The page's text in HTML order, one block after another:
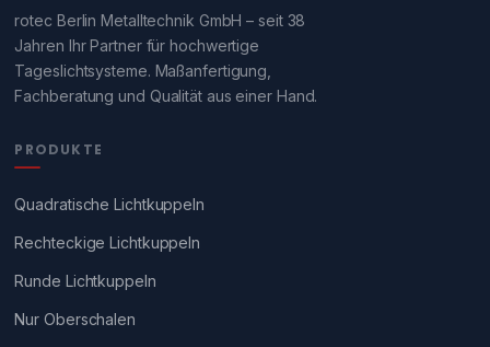
rotec Berlin Metalltechnik GmbH – seit 38
Jahren Ihr Partner für hochwertige
Tageslichtsysteme. Maßanfertigung,
Fachberatung und Qualität aus einer Hand.
PRODUKTE
Quadratische Lichtkuppeln
Rechteckige Lichtkuppeln
Runde Lichtkuppeln
Nur Oberschalen